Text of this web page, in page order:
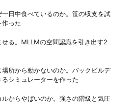
日中食べているのか。笹の収支を試
作った
る。MLLMの空間認識を引き出す2
所から動かないのか。バックビルデ
シミュレーターを作った
からやばいのか。強さの階級と気圧